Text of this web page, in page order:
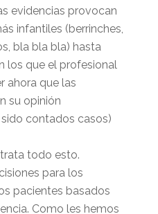
evidencias provocan
infantiles (berrinches,
bla bla bla) hasta
los que el profesional
ahora que las
su opinión
contados casos)
todo esto.
para los
pacientes basados
Como les hemos